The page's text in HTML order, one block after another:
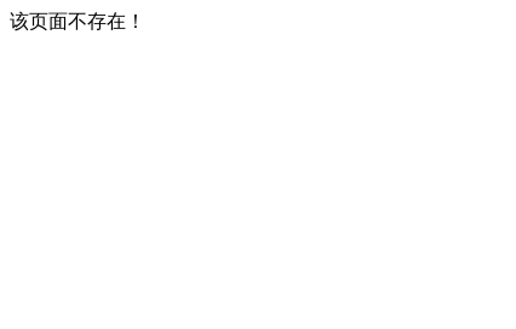
该页面不存在！